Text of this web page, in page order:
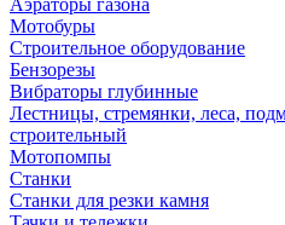
Аэраторы газона
Мотобуры
Строительное оборудование
Бензорезы
Вибраторы глубинные
Лестницы, стремянки, леса,
строительный
Мотопомпы
Станки
Станки для резки камня